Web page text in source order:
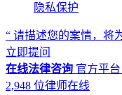
隐私保护
“ 请描述您的案情，将
立即提问
在线法律咨询 官方平台
2,948 位律师在线